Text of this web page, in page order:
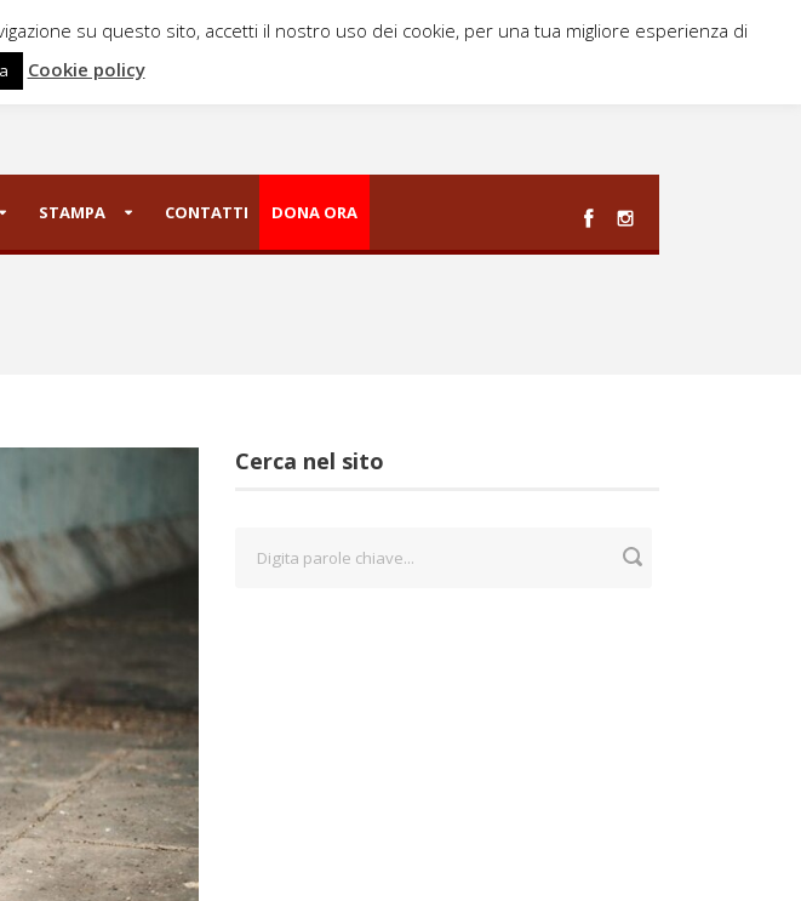
STAMPA CONTATTI DONA ORA
Cerca nel sito
su questo sito, accetti il nostro uso dei cookie, per una tua migliore esperienza di
Cookie policy